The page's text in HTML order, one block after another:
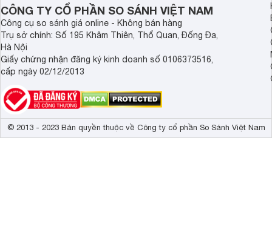
CÔNG TY CỔ PHẦN SO SÁNH VIỆT NAM
Công cụ so sánh giá online - Không bán hàng
Trụ sở chính: Số 195 Khâm Thiên, Thổ Quan, Đống Đa,
Hà Nội
Giấy chứng nhận đăng ký kinh doanh số 0106373516,
cấp ngày 02/12/2013
© 2013 - 2023 Bản quyền thuộc về Công ty cổ phần So Sánh Việt Nam